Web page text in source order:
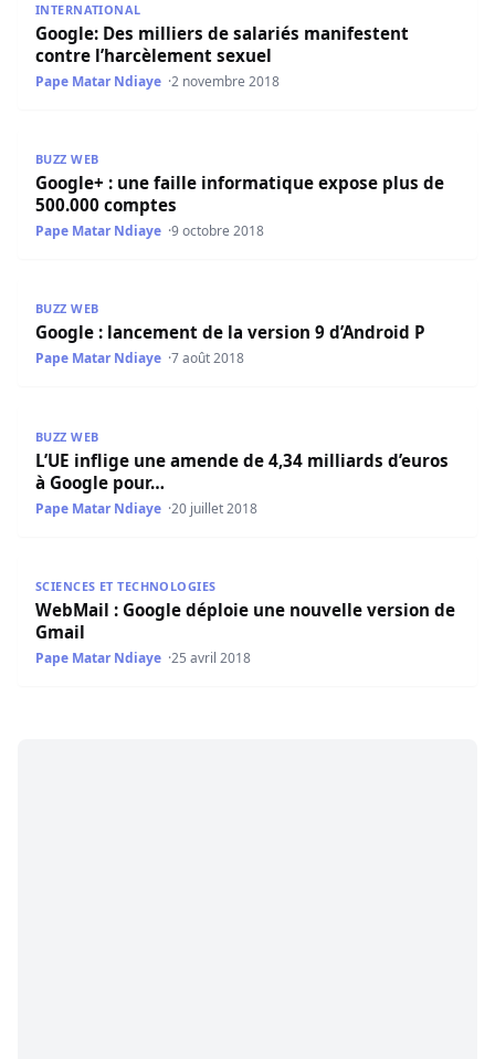
INTERNATIONAL
Google: Des milliers de salariés manifestent
contre l’harcèlement sexuel
Pape Matar Ndiaye 2 novembre 2018
BUZZ WEB
Google+ : une faille informatique expose plus de
500.000 comptes
Pape Matar Ndiaye 9 octobre 2018
BUZZ WEB
Google : lancement de la version 9 d’Android P
Pape Matar Ndiaye 7 août 2018
BUZZ WEB
L’UE inflige une amende de 4,34 milliards d’euros
à Google pour…
Pape Matar Ndiaye 20 juillet 2018
SCIENCES ET TECHNOLOGIES
WebMail : Google déploie une nouvelle version de
Gmail
Pape Matar Ndiaye 25 avril 2018